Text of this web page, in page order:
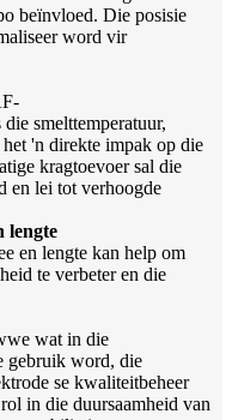
beïnvloed. Die posisie
word vir
smelttemperatuur,
'n direkte impak op die
kragtoevoer sal die
en lei tot verhoogde
lengte
en lengte kan help om
te verbeter en die
wat in die
gebruik word, die
se kwaliteitbeheer
in die duursaamheid van